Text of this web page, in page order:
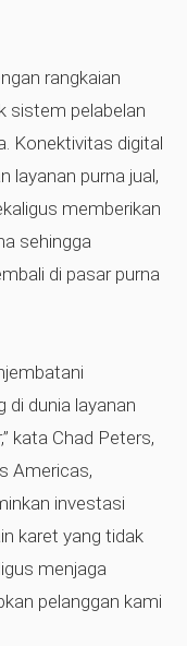
rangkaian
sistem pelabelan
Konektivitas digital
layanan purna jual,
memberikan
sehingga
di pasar purna
di dunia layanan
kata Chad Peters,
Americas,
investasi
karet yang tidak
menjaga
pelanggan kami